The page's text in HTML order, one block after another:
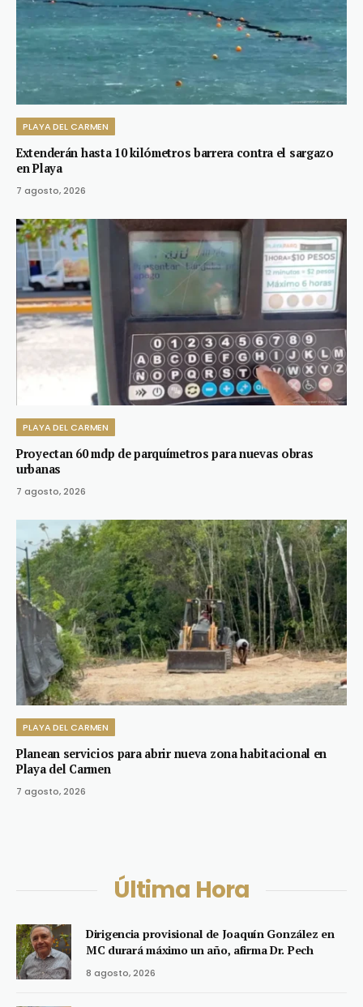
PLAYA DEL CARMEN
Extenderán hasta 10 kilómetros barrera contra el sargazo
en Playa
7 agosto, 2026
PLAYA DEL CARMEN
Proyectan 60 mdp de parquímetros para nuevas obras
urbanas
7 agosto, 2026
PLAYA DEL CARMEN
Planean servicios para abrir nueva zona habitacional en
Playa del Carmen
7 agosto, 2026
Última Hora
Dirigencia provisional de Joaquín González en
MC durará máximo un año, afirma Dr. Pech
8 agosto, 2026